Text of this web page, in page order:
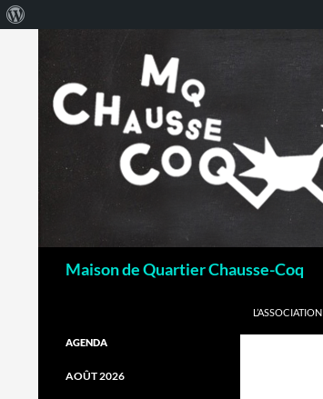
WordPress
Maison de Quartier Chausse-Coq
L’ASSOCIATION
AGENDA
AOÛT 2026